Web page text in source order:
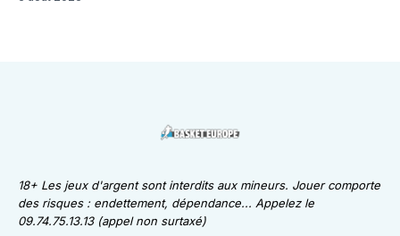
18+ Les jeux d'argent sont interdits aux mineurs. Jouer comporte
des risques : endettement, dépendance... Appelez le
09.74.75.13.13 (appel non surtaxé)